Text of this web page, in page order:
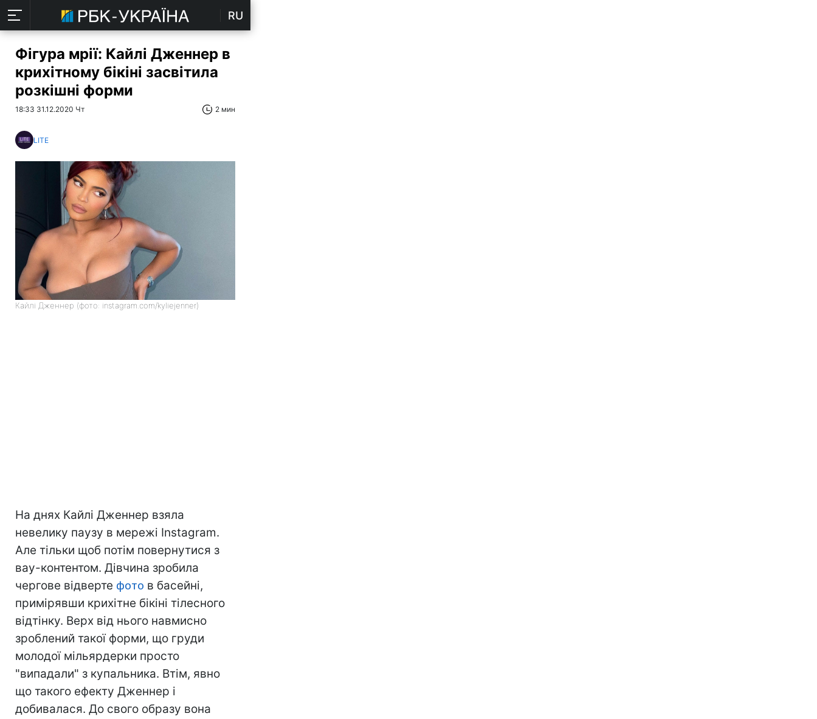
RU
Фігура мрії: Кайлі Дженнер в
крихітному бікіні засвітила
розкішні форми
18:33 31.12.2020 Чт 2 мин
LITE
Кайлі Дженнер (фото: instagram.com/kyliejenner)
На днях Кайлі Дженнер взяла
невелику паузу в мережі Instagram.
Але тільки щоб потім повернутися з
вау-контентом. Дівчина зробила
чергове відверте фото в басейні,
примірявши крихітне бікіні тілесного
відтінку. Верх від нього навмисно
зроблений такої форми, що груди
молодої мільярдерки просто
"випадали" з купальника. Втім, явно
що такого ефекту Дженнер і
добивалася. До свого образу вона